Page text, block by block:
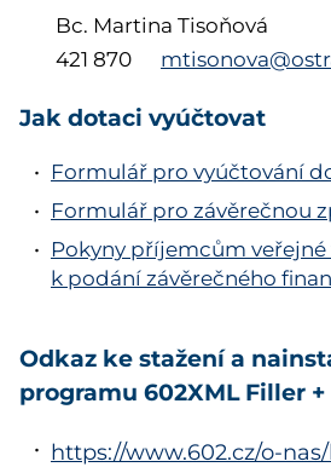
Bc. Martina Tisoňová
421 870
Jak dotaci vyúčtovat
Formulář pro vyúčtování
Formulář pro závěrečnou
Pokyny příjemcům
k podání závěrečného
Odkaz ke stažení a
programu 602XML Filler
https://www.602.cz/o-